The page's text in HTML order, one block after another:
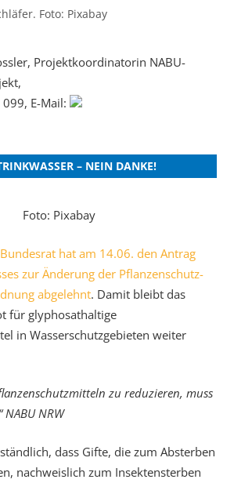
Foto: Pixabay
Projektkoordinatorin NABU-
E-Mail:
– NEIN DANKE!
Foto: Pixabay
hat am 14.06. den Antrag
zur Änderung der Pflanzenschutz-
abgelehnt. Damit bleibt das
für glyphosathaltige
in Wasserschutzgebieten weiter
zu reduzieren, muss
NRW
dass Gifte, die zum Absterben
nachweislich zum Insektensterben